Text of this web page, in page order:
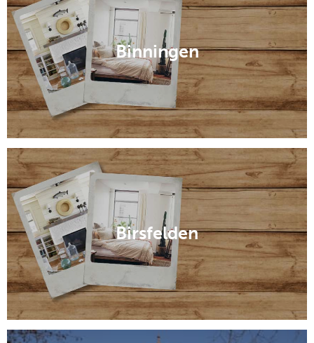
Binningen
Birsfelden